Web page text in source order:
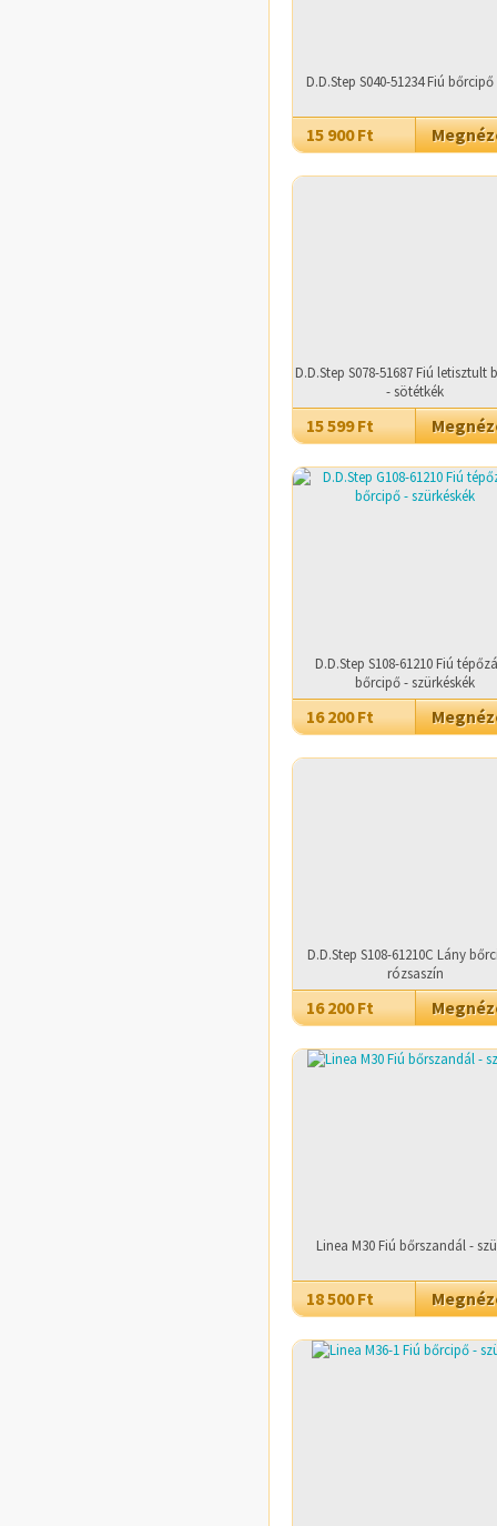
D.D.Step S040-51234 Fiú
15 900 Ft
D.D.Step S078-51687 Fiú letisztult
- sötétkék
15 599 Ft
D.D.Step S108-61210 Fiú
bőrcipő - szürkéskék
16 200 Ft
D.D.Step S108-61210C Lány
rózsaszín
16 200 Ft
Linea M30 Fiú bőrszandál -
18 500 Ft